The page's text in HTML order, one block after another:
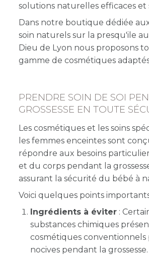
solutions naturelles efficaces et
Dans notre boutique dédiée
soin naturels sur la presqu'ile
Dieu de Lyon nous proposons
gamme de cosmétiques
PRENDRE SOIN DE SOI
GROSSESSE EN TOUTE
Les cosmétiques et les soins
les femmes enceintes sont
répondre aux besoins
et du corps pendant la
assurant la sécurité du bébé à
Voici quelques points
Ingrédients à éviter:
substances chimiques
cosmétiques
nocives pendant la